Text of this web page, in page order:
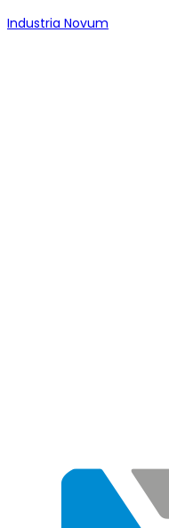
Industria Novum